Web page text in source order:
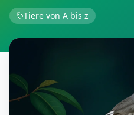
Tiere von A bis z